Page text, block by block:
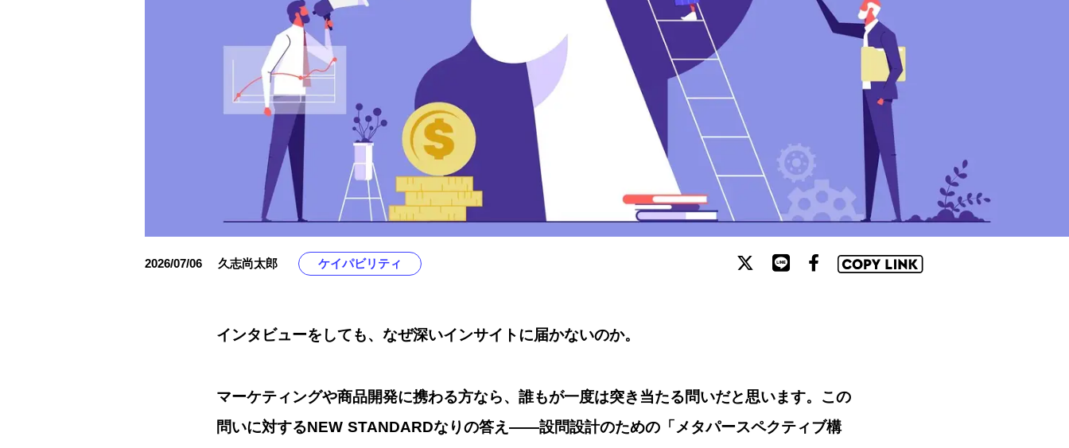
2026/07/06 久志尚太郎 ケイパビリティ
インタビューをしても、なぜ深いインサイトに届かないのか。
マーケティングや商品開発に携わる方なら、誰もが一度は突き当たる問いだと思います。この
問いに対するNEW STANDARDなりの答え——設問設計のための「メタパースペクティブ構